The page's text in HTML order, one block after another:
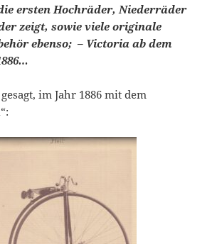
ersten Hochräder, Niederräder
zeigt, sowie viele originale
ebenso; – Victoria ab dem
im Jahr 1886 mit dem